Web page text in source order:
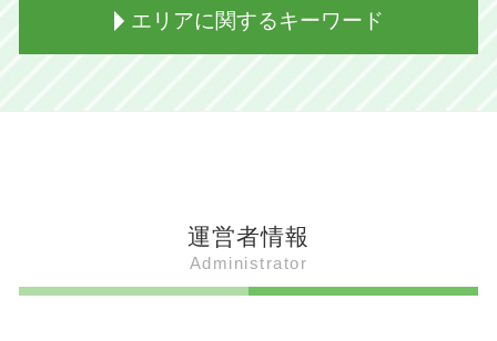
姫路出身 アーティスト
姫路出身 男
姫路出身 グラビア
姫路出身 ラッパー
姫路出身の芸能人
姫路 どろ焼とは 素材
姫路 えきそば とは
伝助穴子 旬
姫路 ぐじゃ焼き 歴史
姫路 えきそば マツコ
姫路 グルメ 名物
パワーストーン コウナイの石 とは
姫路 コウナイの石
射楯兵主神社 ご利益
姫路 祭り
姫路城 いつ建てられた
エリアに関するキーワード
加古川市 名物 食べ物
加西市 名物 食べ物
加古川市 観光 おすすめ
運営者情報
Administrator